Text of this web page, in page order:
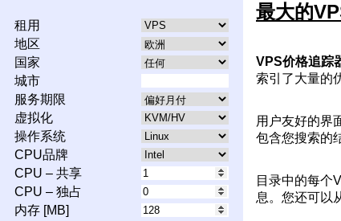
租用
地区
国家
城市
服务期限
虚拟化
操作系统
CPU品牌
CPU – 共享
CPU – 独占
内存 [MB]
最大的
VPS价格追踪
索引了大量的
用户友好的界
包含您搜索的
目录中的每个
息。您还可以